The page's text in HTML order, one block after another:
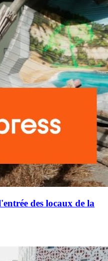
des locaux de la